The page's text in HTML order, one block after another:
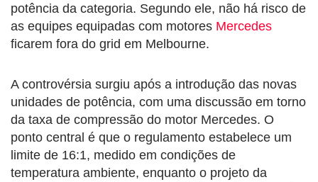
potência da categoria. Segundo ele, não há risco de
as equipes equipadas com motores Mercedes
ficarem fora do grid em Melbourne.
A controvérsia surgiu após a introdução das novas
unidades de potência, com uma discussão em torno
da taxa de compressão do motor Mercedes. O
ponto central é que o regulamento estabelece um
limite de 16:1, medido em condições de
temperatura ambiente, enquanto o projeto da